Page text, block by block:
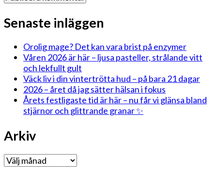
Senaste inläggen
Orolig mage? Det kan vara brist på enzymer
Våren 2026 är här – ljusa pasteller, strålande vitt
och lekfullt gult
Väck liv i din vintertrötta hud – på bara 21 dagar
2026 – året då jag sätter hälsan i fokus
Årets festligaste tid är här – nu får vi glänsa bland
stjärnor och glittrande granar ✨
Arkiv
Arkiv